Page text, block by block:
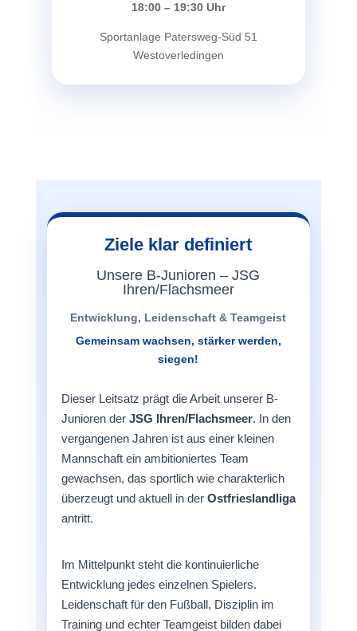
18:00 – 19:30 Uhr
Sportanlage Patersweg-Süd 51
Westoverledingen
Ziele klar definiert
Unsere B-Junioren – JSG
Ihren/Flachsmeer
Entwicklung, Leidenschaft & Teamgeist
Gemeinsam wachsen, stärker werden,
siegen!
Dieser Leitsatz prägt die Arbeit unserer B-
Junioren der JSG Ihren/Flachsmeer. In den
vergangenen Jahren ist aus einer kleinen
Mannschaft ein ambitioniertes Team
gewachsen, das sportlich wie charakterlich
überzeugt und aktuell in der Ostfrieslandliga
antritt.
Im Mittelpunkt steht die kontinuierliche
Entwicklung jedes einzelnen Spielers.
Leidenschaft für den Fußball, Disziplin im
Training und echter Teamgeist bilden dabei